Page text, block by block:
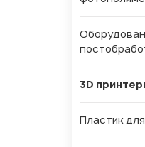
3D
Пластик